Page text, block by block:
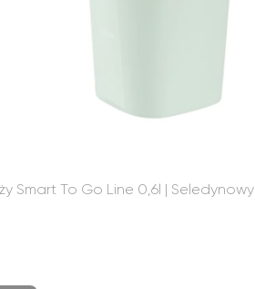
Smart To Go Line 0,6l | Seledynowy